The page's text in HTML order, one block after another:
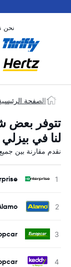
نحن
الصفحة
تتوفر بعض
لنا في بيزلي
نقدم مقارنة بين